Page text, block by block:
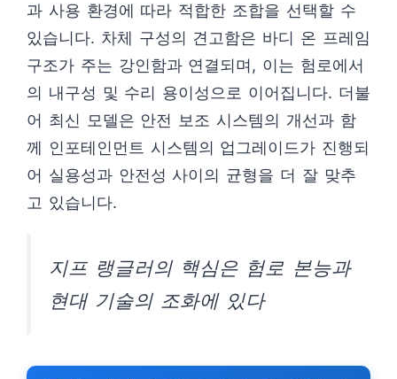
과 사용 환경에 따라 적합한 조합을 선택할 수
있습니다. 차체 구성의 견고함은 바디 온 프레임
구조가 주는 강인함과 연결되며, 이는 험로에서
의 내구성 및 수리 용이성으로 이어집니다. 더불
어 최신 모델은 안전 보조 시스템의 개선과 함
께 인포테인먼트 시스템의 업그레이드가 진행되
어 실용성과 안전성 사이의 균형을 더 잘 맞추
고 있습니다.
지프 랭글러의 핵심은 험로 본능과
현대 기술의 조화에 있다